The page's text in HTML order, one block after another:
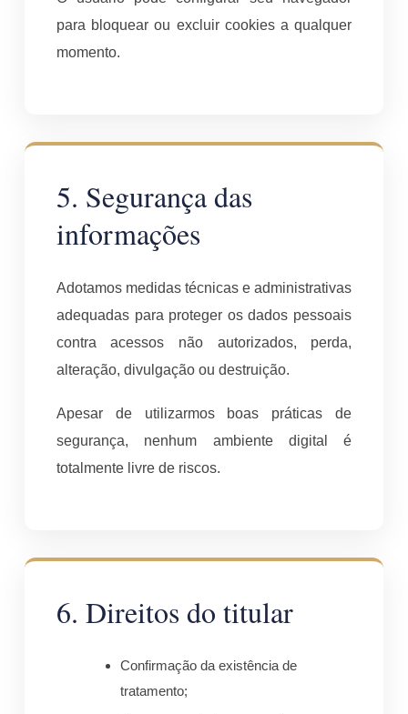
para bloquear ou excluir cookies a qualquer
momento.
5. Segurança das
informações
Adotamos medidas técnicas e administrativas
adequadas para proteger os dados pessoais
contra acessos não autorizados, perda,
alteração, divulgação ou destruição.
Apesar de utilizarmos boas práticas de
segurança, nenhum ambiente digital é
totalmente livre de riscos.
6. Direitos do titular
Confirmação da existência de
tratamento;